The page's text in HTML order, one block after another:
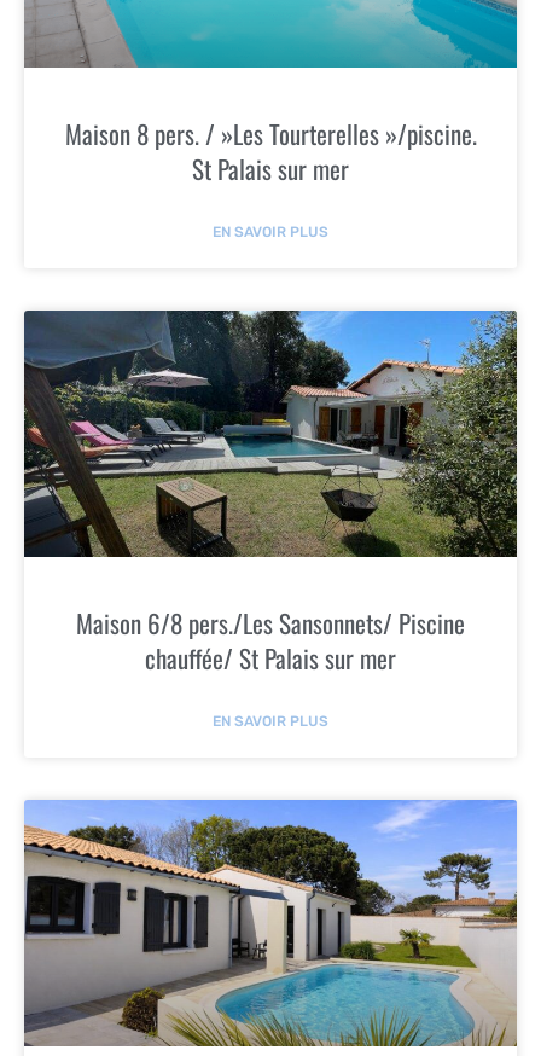
Maison 8 pers. / »Les Tourterelles »/piscine.
St Palais sur mer
EN SAVOIR PLUS
Maison 6/8 pers./Les Sansonnets/ Piscine
chauffée/ St Palais sur mer
EN SAVOIR PLUS